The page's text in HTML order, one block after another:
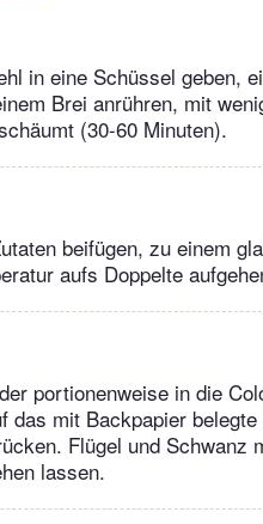
in eine Schüssel geben,
Brei anrühren, mit
(30-60 Minuten).
beifügen, zu einem
aufs Doppelte
portionenweise in die
das mit Backpapier
Flügel und Schwanz
lassen.